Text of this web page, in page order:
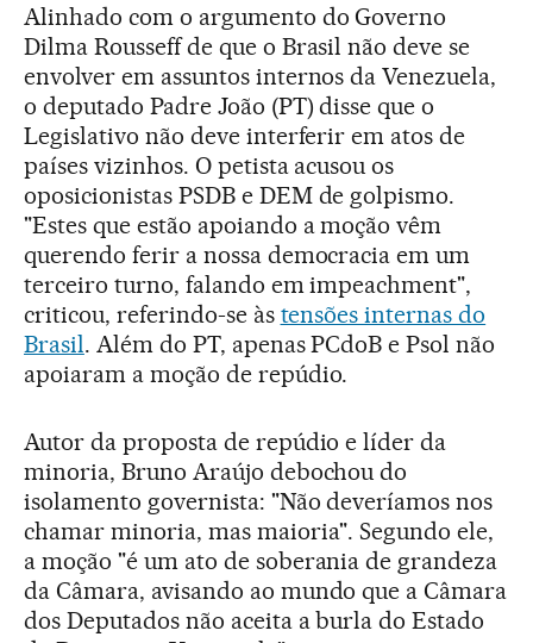
Alinhado com o argumento do Governo
Dilma Rousseff de que o Brasil não deve se
envolver em assuntos internos da Venezuela,
o deputado Padre João (PT) disse que o
Legislativo não deve interferir em atos de
países vizinhos. O petista acusou os
oposicionistas PSDB e DEM de golpismo.
"Estes que estão apoiando a moção vêm
querendo ferir a nossa democracia em um
terceiro turno, falando em impeachment",
criticou, referindo-se às tensões internas do
Brasil. Além do PT, apenas PCdoB e Psol não
apoiaram a moção de repúdio.
Autor da proposta de repúdio e líder da
minoria, Bruno Araújo debochou do
isolamento governista: "Não deveríamos nos
chamar minoria, mas maioria". Segundo ele,
a moção "é um ato de soberania de grandeza
da Câmara, avisando ao mundo que a Câmara
dos Deputados não aceita a burla do Estado